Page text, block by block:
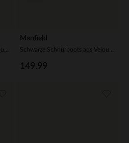
Manfield
149.99